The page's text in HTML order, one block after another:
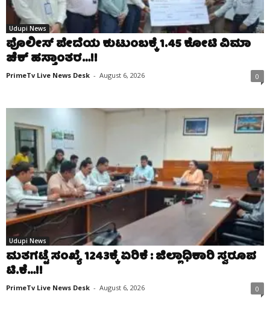
Udupi News
ಪೊಲೀಸ್ ಪೇದೆಯ ಕುಟುಂಬಕ್ಕೆ 1.45 ಕೋಟಿ ವಿಮಾ
ಚೆಕ್ ಹಸ್ತಾಂತರ…!!
PrimeTv Live News Desk - August 6, 2026 0
Udupi News
ಮತಗಟ್ಟೆ ಸಂಖ್ಯೆ 1243ಕ್ಕೆ ಏರಿಕೆ : ಜಿಲ್ಲಾಧಿಕಾರಿ ಸ್ವರೂಪ
ಟಿ.ಕೆ…!!
PrimeTv Live News Desk - August 6, 2026 0